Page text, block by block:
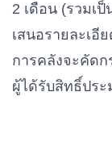
2 เดือน (รวมเป็
เสนอรายละเอี
การคลังจะคัด
ผู้ได้รับสิทธิ์ปร